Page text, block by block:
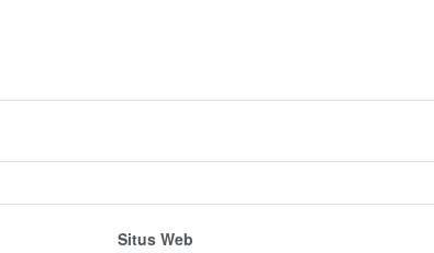
Situs Web